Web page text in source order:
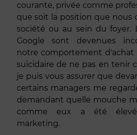
courante, privée comme
que soit la position que nous
société ou au sein du foyer.
Google sont devenues
notre comportement d'achat
suicidaire de ne pas en tenir
je puis vous assurer que
certains managers me
demandant quelle mouche
comme eux a été
marketing.